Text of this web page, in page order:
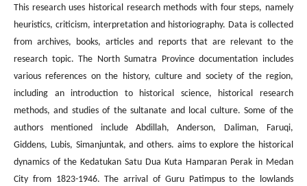
This research uses historical research methods with four steps, namely
heuristics, criticism, interpretation and historiography. Data is collected
from archives, books, articles and reports that are relevant to the
research topic. The North Sumatra Province documentation includes
various references on the history, culture and society of the region,
including an introduction to historical science, historical research
methods, and studies of the sultanate and local culture. Some of the
authors mentioned include Abdillah, Anderson, Daliman, Faruqi,
Giddens, Lubis, Simanjuntak, and others. aims to explore the historical
dynamics of the Kedatukan Satu Dua Kuta Hamparan Perak in Medan
City from 1823-1946. The arrival of Guru Patimpus to the lowlands